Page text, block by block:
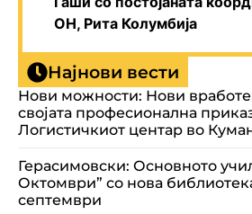
ОН, Рита Колумбија
Најнови вести
Нови можности: Нови
својата професионална
Логистичкиот центар во
Герасимовски: Основното
Октомври” со нова
септември